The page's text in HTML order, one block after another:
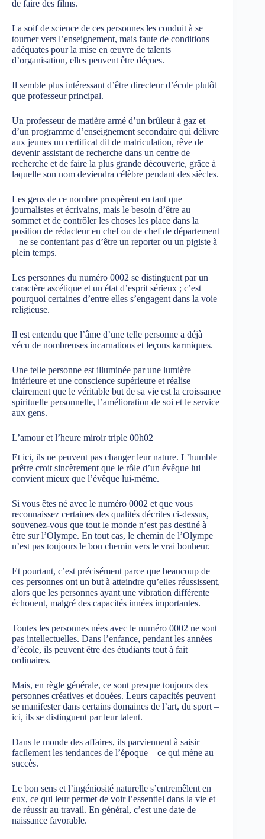
de faire des films.
La soif de science de ces personnes les conduit à se
tourner vers l’enseignement, mais faute de conditions
adéquates pour la mise en œuvre de talents
d’organisation, elles peuvent être déçues.
Il semble plus intéressant d’être directeur d’école plutôt
que professeur principal.
Un professeur de matière armé d’un brûleur à gaz et
d’un programme d’enseignement secondaire qui délivre
aux jeunes un certificat dit de matriculation, rêve de
devenir assistant de recherche dans un centre de
recherche et de faire la plus grande découverte, grâce à
laquelle son nom deviendra célèbre pendant des siècles.
Les gens de ce nombre prospèrent en tant que
journalistes et écrivains, mais le besoin d’être au
sommet et de contrôler les choses les place dans la
position de rédacteur en chef ou de chef de département
– ne se contentant pas d’être un reporter ou un pigiste à
plein temps.
Les personnes du numéro 0002 se distinguent par un
caractère ascétique et un état d’esprit sérieux ; c’est
pourquoi certaines d’entre elles s’engagent dans la voie
religieuse.
Il est entendu que l’âme d’une telle personne a déjà
vécu de nombreuses incarnations et leçons karmiques.
Une telle personne est illuminée par une lumière
intérieure et une conscience supérieure et réalise
clairement que le véritable but de sa vie est la croissance
spirituelle personnelle, l’amélioration de soi et le service
aux gens.
L’amour et l’heure miroir triple 00h02
Et ici, ils ne peuvent pas changer leur nature. L’humble
prêtre croit sincèrement que le rôle d’un évêque lui
convient mieux que l’évêque lui-même.
Si vous êtes né avec le numéro 0002 et que vous
reconnaissez certaines des qualités décrites ci-dessus,
souvenez-vous que tout le monde n’est pas destiné à
être sur l’Olympe. En tout cas, le chemin de l’Olympe
n’est pas toujours le bon chemin vers le vrai bonheur.
Et pourtant, c’est précisément parce que beaucoup de
ces personnes ont un but à atteindre qu’elles réussissent,
alors que les personnes ayant une vibration différente
échouent, malgré des capacités innées importantes.
Toutes les personnes nées avec le numéro 0002 ne sont
pas intellectuelles. Dans l’enfance, pendant les années
d’école, ils peuvent être des étudiants tout à fait
ordinaires.
Mais, en règle générale, ce sont presque toujours des
personnes créatives et douées. Leurs capacités peuvent
se manifester dans certains domaines de l’art, du sport –
ici, ils se distinguent par leur talent.
Dans le monde des affaires, ils parviennent à saisir
facilement les tendances de l’époque – ce qui mène au
succès.
Le bon sens et l’ingéniosité naturelle s’entremêlent en
eux, ce qui leur permet de voir l’essentiel dans la vie et
de réussir au travail. En général, c’est une date de
naissance favorable.